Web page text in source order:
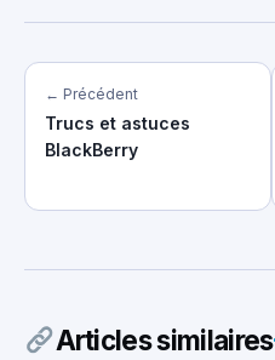
← Précédent
Trucs et astuces
BlackBerry
Articles similaires